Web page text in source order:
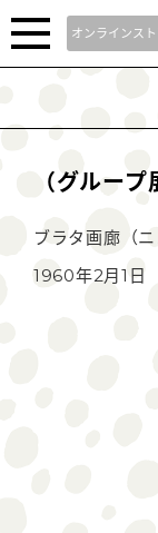
オンラインス
（グループ
ブラタ画廊（ニ
1960年2月1日